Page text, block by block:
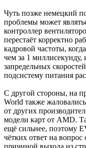
Чуть позже немецкий
проблемы может
контроллер
перестаёт корректно
кадровой частоты,
чем за 1 миллисекунду,
запредельных
подсистему питания
С другой стороны, на
World также
от других
модели карт от AMD.
ещё сильнее, поэтому
чётких ответ на
причиной выхода из